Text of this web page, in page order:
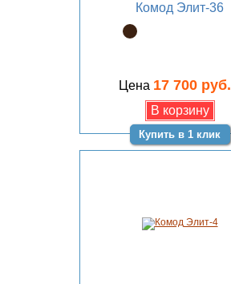
Комод Элит-36
Цена 17 700 руб.
Купить в 1 клик